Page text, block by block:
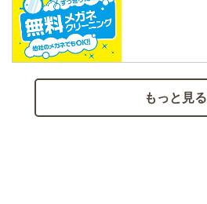
もっと見る